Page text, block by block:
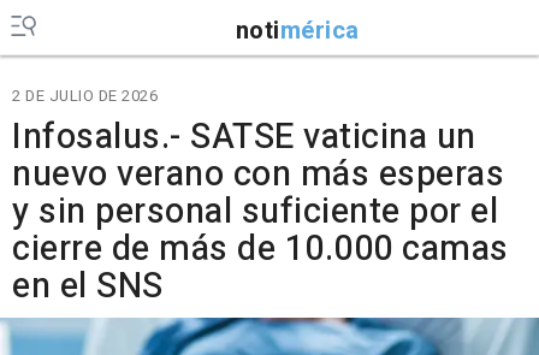
notimérica
2 DE JULIO DE 2026
Infosalus.- SATSE vaticina un
nuevo verano con más esperas
y sin personal suficiente por el
cierre de más de 10.000 camas
en el SNS